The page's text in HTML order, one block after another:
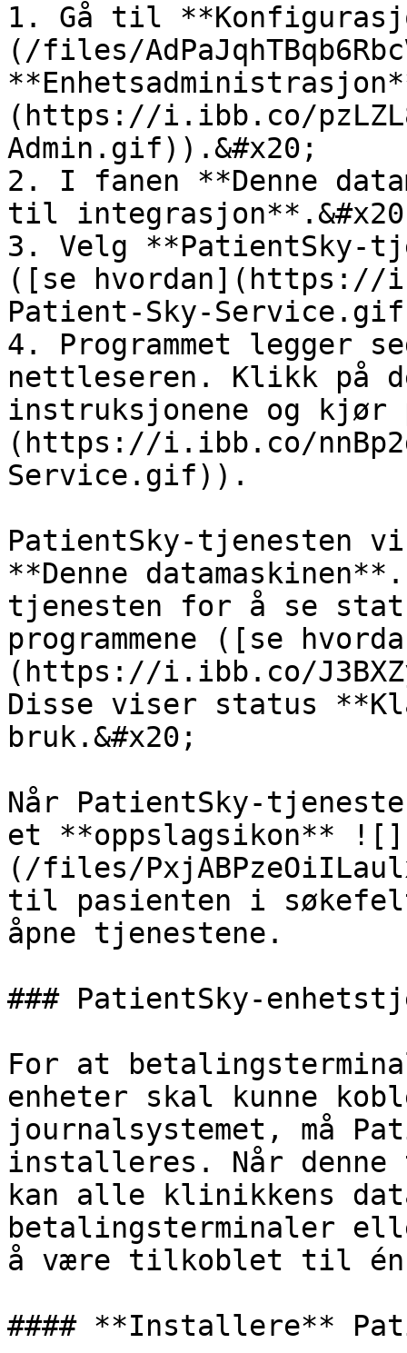
1. Gå til
(/files/
(https://i.ibb.co/
Admin.gif)).&#x20;
2. I fanen **Denne
til
3. Velg **PatientSky-
([se hvordan](https://
Patient-Sky-
4. Programmet legger
nettleseren. Klikk på
instruksjonene og kjør
(https://i.ibb.co/
Service.gif)).
PatientSky-tjenesten
**Denne
tjenesten for å se
programmene ([se
(https://i.ibb.co/
Disse viser status
bruk.&#x20;
Når PatientSky-
et **oppslagsikon** ![]
(/files/
til pasienten i
åpne tjenestene.
### PatientSky-
For at
enheter skal kunne
journalsystemet, må
installeres. Når
kan alle klinikkens
betalingsterminaler
å være tilkoblet til én
#### **Installere**